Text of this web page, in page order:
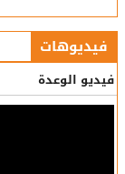
فيديوهات
فيديو الوعدة